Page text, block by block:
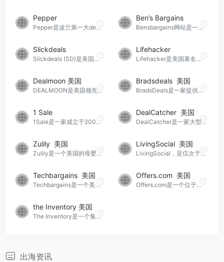
Pepper
Pepper是波兰第一大deal网站
Ben’s Bargains
Bensbargains网站是一个以美国为主要流量来源的购物折扣网站。
Slickdeals
Slickdeals (SD)是美国最大、最有影响力的折扣信息分享交流平台。
Lifehacker
Lifehacker是美国著名的生活、软件类效率博客。它主要报道生活以及技术领域的小窍门，旨在帮助用户提高个人效率。
Dealmoon 美国
DEALMOON是美国领先的华人社交电商资讯平台，也是全球领先的华人生活服务与海淘导购平台。
Bradsdeals 美国
BradsDeals是一家提供优惠券和折扣交易的综合购物网站。
1 Sale
1Sale是一家成立于2006年的促销折扣网站，隶属于1SaleADay L.L.C公司。
DealCatcher 美国
DealCatcher是一家大型的在线社区和优惠券折扣购物网站。
Zulily 美国
Zulily是一个美国的母婴用品团购网站，成立于2009年，总部位于西雅图。该网站是一个互联网闪购平台，每天更新闪购商品，涵盖的品类包括服装、家居、玩具、礼品等等。
LivingSocial 美国
LivingSocial，是仅次于Groupon的美国第二大团购网站。
Techbargains 美国
Techbargains是一个美国的折扣网站，主要提供消费电子产品、电脑配件和家居产品等领域的折扣信息。
Offers.com 美国
Offers.com是一个位于美国的在线平台，旨在为消费者提供优惠券、折扣码等促销信息，以便以更优惠的价格购买产品
the Inventory 美国
The Inventory是一个集折扣推荐、产品评论和有趣内容分享于一体的综合性网站。
出海资讯